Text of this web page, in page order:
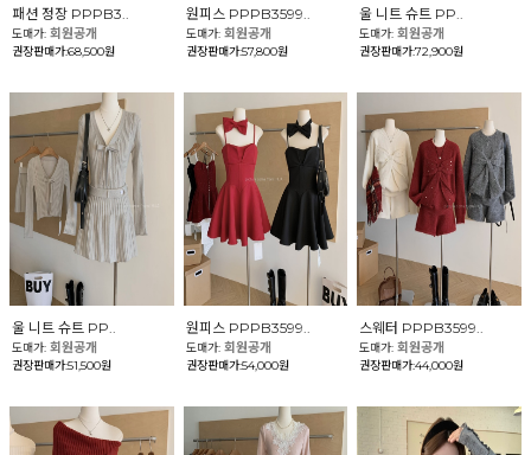
패션 정장 PPPB3..
도매가: 회원공개
권장판매가:68,500원
원피스 PPPB3599..
도매가: 회원공개
권장판매가:57,800원
울 니트 슈트 PP..
도매가:회원공개
권장판매가:72,900원
울 니트 슈트 PP..
도매가: 회원공개
권장판매가:51,500원
원피스 PPPB3599..
도매가: 회원공개
권장판매가:54,000원
스웨터 PPPB3599..
도매가:회원공개
권장판매가:44,000원